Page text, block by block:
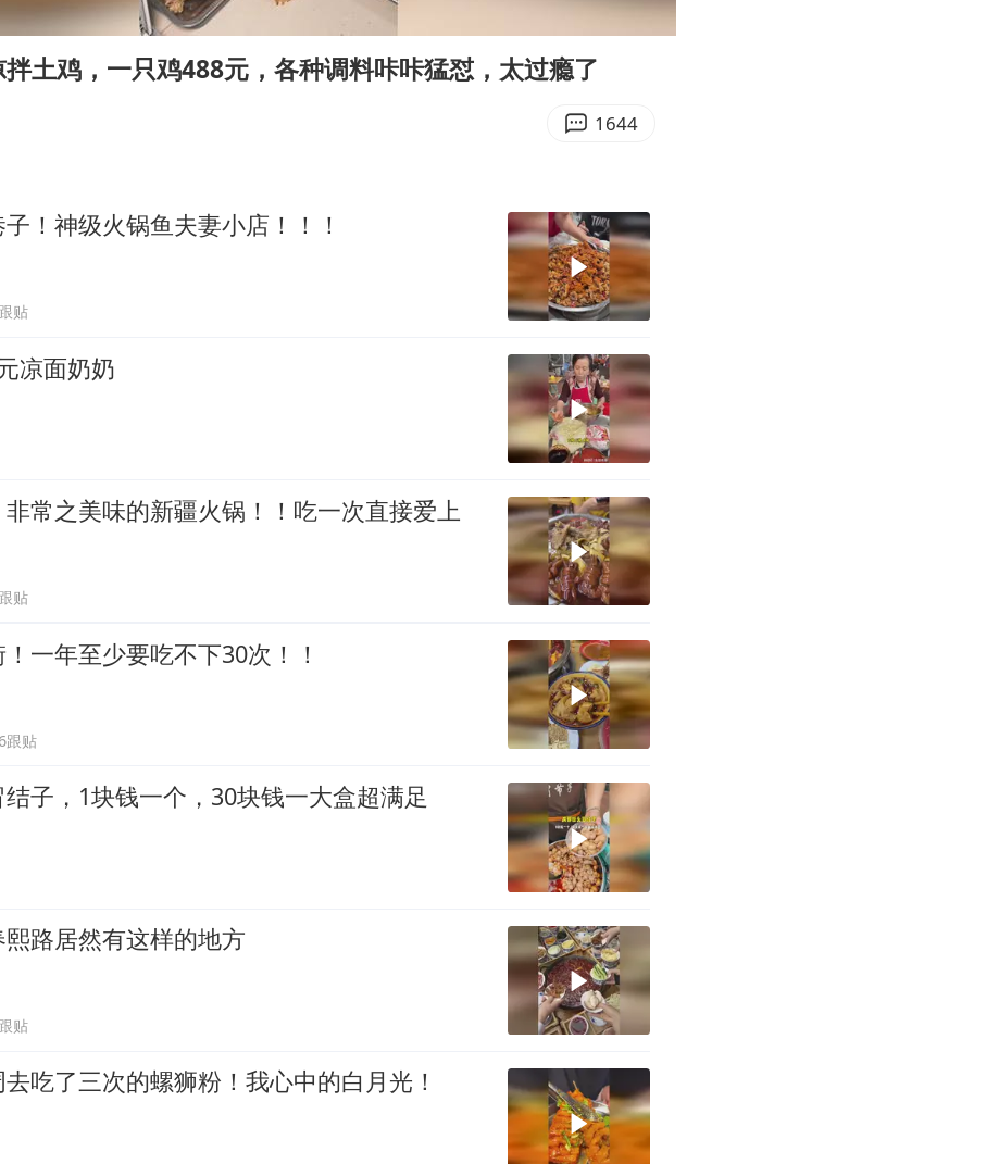
夏日经济乘“热”而上 消费市场向“新”而行
白海豚将正面袭击贯穿浙江
酒店花洒现排泄物住客索赔遭拒
04:13
土鸡，一只鸡488元，各种调料咔咔猛怼，太过瘾了
1644
！神级火锅鱼夫妻小店！！！
贴
凉面奶奶
常之美味的新疆火锅！！吃一次直接爱上
贴
一年至少要吃不下30次！！
跟贴
子，1块钱一个，30块钱一大盒超满足
路居然有这样的地方
贴
吃了三次的螺狮粉！我心中的白月光！